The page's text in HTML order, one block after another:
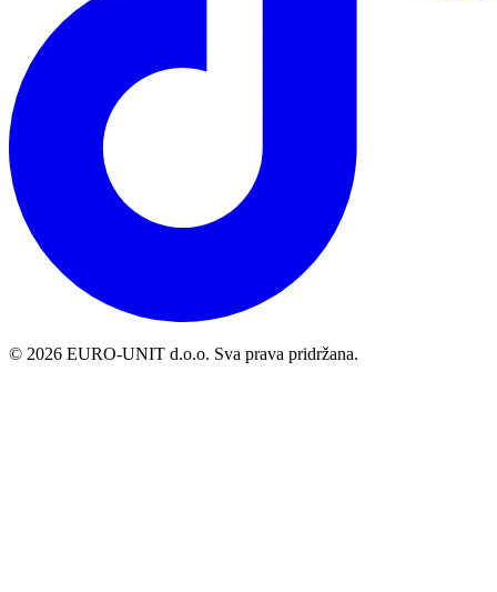
© 2026 EURO-UNIT d.o.o. Sva prava pridržana.